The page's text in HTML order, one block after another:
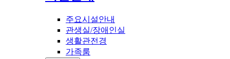
주요시설안내
관생실/장애인실
생활관전경
가족룸